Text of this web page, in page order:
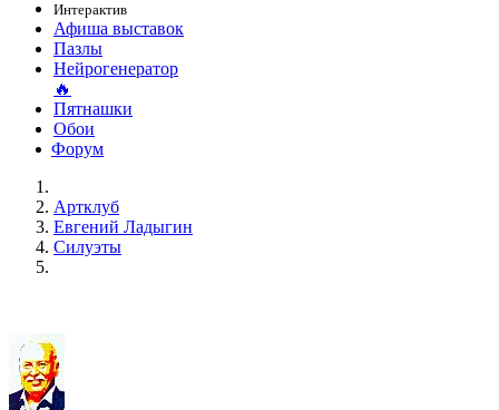
Интерактив
Афиша выставок
Пазлы
Нейрогенератор
🔥
Пятнашки
Обои
Форум
Артклуб
Евгений Ладыгин
Силуэты